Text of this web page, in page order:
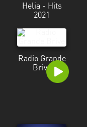
Helia - Hits
2021
Radio Grande
Brive